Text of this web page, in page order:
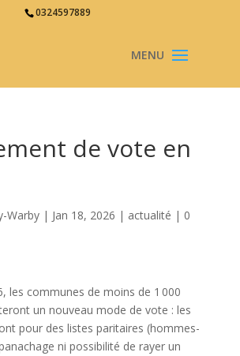
0324597889
de vote en
Warby| Jan 18, 2026 | actualité | 0
les communes de moins de 1 000
un nouveau mode de vote : les
pour des listes paritaires (hommes-
ni possibilité de rayer un